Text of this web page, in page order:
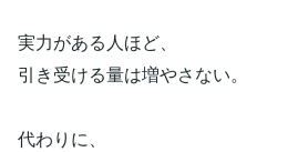
実力がある人ほど、
引き受ける量は増やさない。
代わりに、